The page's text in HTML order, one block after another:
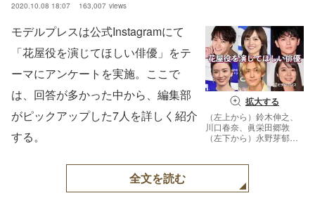
2020.10.08 18:07 163,007 views
拡大する
（左上から）鈴木伸之、
川口春奈、眞栄田郷敦
（左下から）永野芽郁、
モデルプレスは公式Instagramにて
「花屋役を演じてほしい俳優」をテ
ーマにアンケートを実施。ここで
は、回答が多かった中から、編集部
がピックアップした7人を詳しく紹介
する。
全文を読む